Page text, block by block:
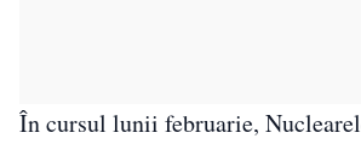
În cursul lunii februarie,